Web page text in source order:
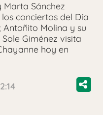
Marta Sánchez
conciertos del Día
Molina y su
Giménez visita
hoy en